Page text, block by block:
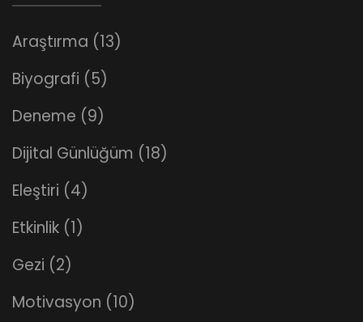
Araştırma (13)
Biyografi (5)
Deneme (9)
Dijital Günlüğüm (18)
Eleştiri (4)
Etkinlik (1)
Gezi (2)
Motivasyon (10)